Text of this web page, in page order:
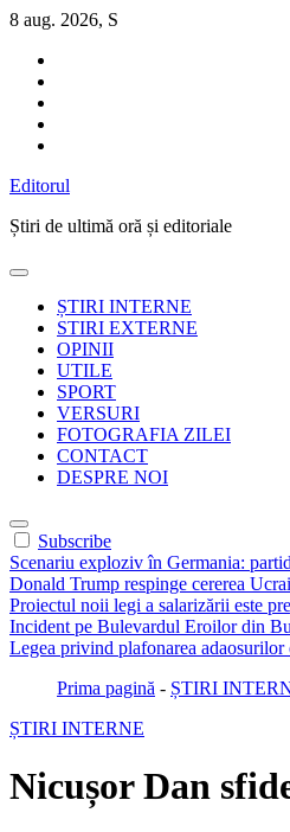
Sari
conținut
8 aug. 2026, S
Editorul
Știri de ultimă oră și editoriale
ȘTIRI INTERNE
STIRI EXTERNE
OPINII
UTILE
SPORT
VERSURI
FOTOGRAFIA ZILEI
CONTACT
DESPRE NOI
Subscribe
Scenariu exploziv în Germania:
Donald Trump respinge cererea
Proiectul noii legi a salarizării este
Incident pe Bulevardul Eroilor din
Legea privind plafonarea
Prima pagină - ȘTIRI
ȘTIRI INTERNE
Nicușor Dan